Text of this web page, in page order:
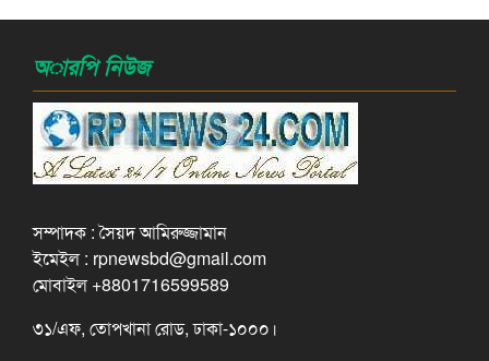
অারপি নিউজ
সম্পাদক : সৈয়দ আমিরুজ্জামান
ইমেইল : rpnewsbd@gmail.com
মোবাইল +8801716599589
৩১/এফ, তোপখানা রোড, ঢাকা-১০০০।